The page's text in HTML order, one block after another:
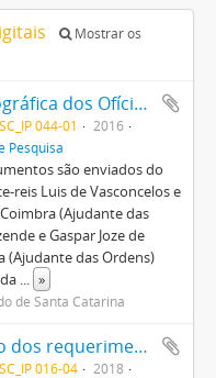
Mostrar os
Transcrição paleográfica dos Ofícios do Vice-Rei para Governo da Capitania (1790/1792), v. 3
044-01
2016
Pesquisa
são enviados do
reis Luis de Vasconcelos e
(Ajudante das
e Gaspar Joze de
(Ajudante das Ordens)
... »
de Santa Catarina
Índice onomástico dos requerimentos de concessões de terras da Diretoria de Terras e Colonização (1870/1908), v. 4
016-04
2018